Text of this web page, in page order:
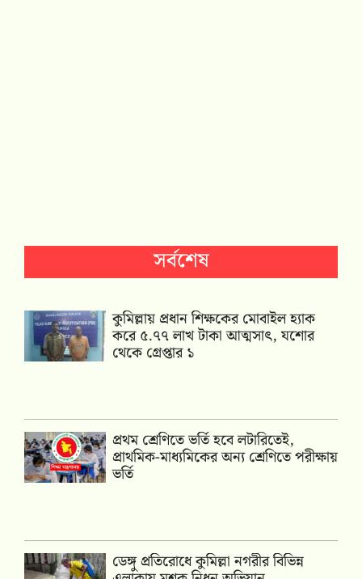
সর্বশেষ
কুমিল্লায় প্রধান শিক্ষকের মোবাইল হ্যাক
করে ৫.৭৭ লাখ টাকা আত্মসাৎ, যশোর
থেকে গ্রেপ্তার ১
প্রথম শ্রেণিতে ভর্তি হবে লটারিতেই,
প্রাথমিক-মাধ্যমিকের অন্য শ্রেণিতে পরীক্ষায়
ভর্তি
ডেঙ্গু প্রতিরোধে কুমিল্লা নগরীর বিভিন্ন